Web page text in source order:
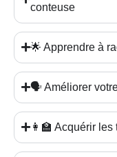
conteuse
🌟 Apprendre à
🗣️ Améliorer
👩‍🏫 Acquérir les